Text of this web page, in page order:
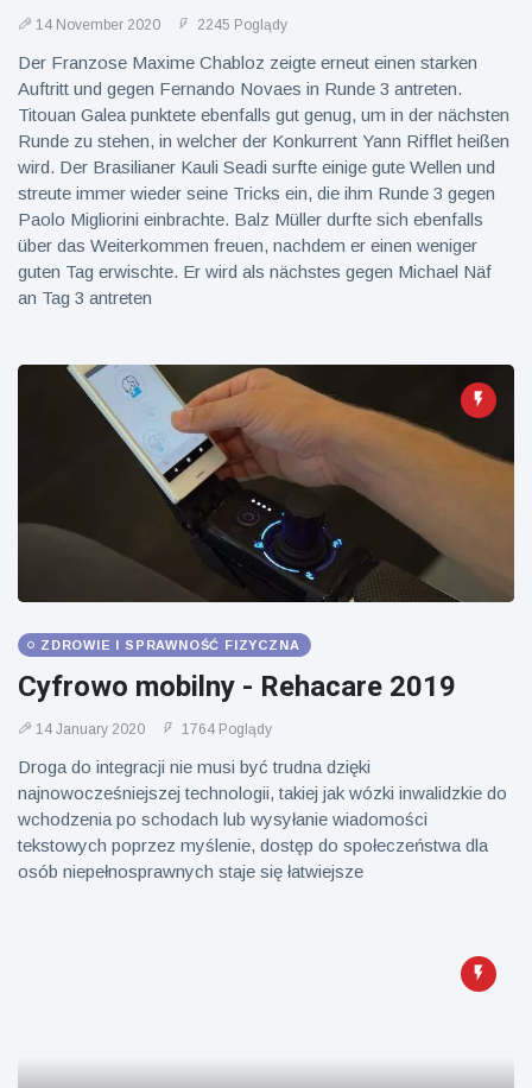
14 November 2020 2245 Poglądy
Der Franzose Maxime Chabloz zeigte erneut einen starken
Auftritt und gegen Fernando Novaes in Runde 3 antreten.
Titouan Galea punktete ebenfalls gut genug, um in der nächsten
Runde zu stehen, in welcher der Konkurrent Yann Rifflet heißen
wird. Der Brasilianer Kauli Seadi surfte einige gute Wellen und
streute immer wieder seine Tricks ein, die ihm Runde 3 gegen
Paolo Migliorini einbrachte. Balz Müller durfte sich ebenfalls
über das Weiterkommen freuen, nachdem er einen weniger
guten Tag erwischte. Er wird als nächstes gegen Michael Näf
an Tag 3 antreten
ZDROWIE I SPRAWNOŚĆ FIZYCZNA
Cyfrowo mobilny - Rehacare 2019
14 January 2020 1764 Poglądy
Droga do integracji nie musi być trudna dzięki
najnowocześniejszej technologii, takiej jak wózki inwalidzkie do
wchodzenia po schodach lub wysyłanie wiadomości
tekstowych poprzez myślenie, dostęp do społeczeństwa dla
osób niepełnosprawnych staje się łatwiejsze